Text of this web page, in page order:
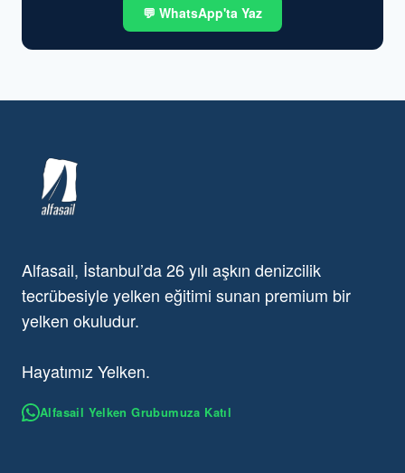
💬 WhatsApp'ta Yaz
Alfasail, İstanbul’da 26 yılı aşkın denizcilik
tecrübesiyle yelken eğitimi sunan premium bir
yelken okuludur.
Hayatımız Yelken.
Alfasail Yelken Grubumuza Katıl